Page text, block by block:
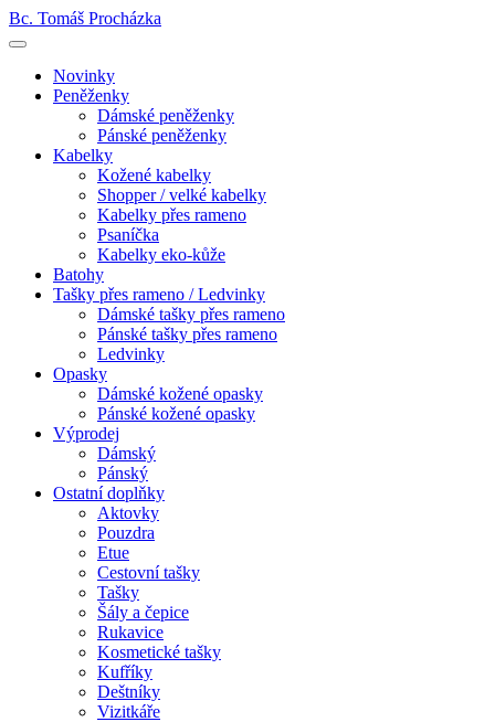
Bc. Tomáš Procházka
Novinky
Peněženky
Dámské peněženky
Pánské peněženky
Kabelky
Kožené kabelky
Shopper / velké kabelky
Kabelky přes rameno
Psaníčka
Kabelky eko-kůže
Batohy
Tašky přes rameno / Ledvinky
Dámské tašky přes rameno
Pánské tašky přes rameno
Ledvinky
Opasky
Dámské kožené opasky
Pánské kožené opasky
Výprodej
Dámský
Pánský
Ostatní doplňky
Aktovky
Pouzdra
Etue
Cestovní tašky
Tašky
Šály a čepice
Rukavice
Kosmetické tašky
Kufříky
Deštníky
Vizitkáře